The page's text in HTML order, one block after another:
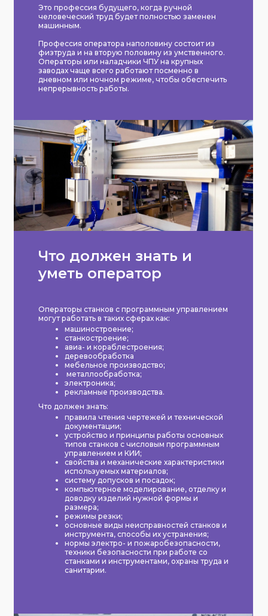
Это профессия будущего, когда ручной
человеческий труд будет полностью заменен
машинным.
Профессия оператора наполовину состоит из
физтруда и на вторую половину из умственного.
Операторы или наладчики ЧПУ на крупных
заводах чаще всего работают посменно в
дневном или ночном режиме, чтобы обеспечить
непрерывность работы.
Что должен знать и
уметь оператор
Операторы станков с программным управлением
могут работать в таких сферах как:
машиностроение;
станкостроение;
авиа- и кораблестроения;
деревообработка
мебельное производство;
металлообработка;
электроника;
рекламные производства.
Что должен знать:
правила чтения чертежей и технической
документации;
устройство и принципы работы основных
типов станков с числовым программным
управлением и КИИ;
свойства и механические характеристики
используемых материалов;
систему допусков и посадок;
компьютерное моделирование, отделку и
доводку изделий нужной формы и
размера;
режимы резки;
основные виды неисправностей станков и
инструмента, способы их устранения;
нормы электро- и пожаробезопасности,
техники безопасности при работе со
станками и инструментами, охраны труда и
санитарии.